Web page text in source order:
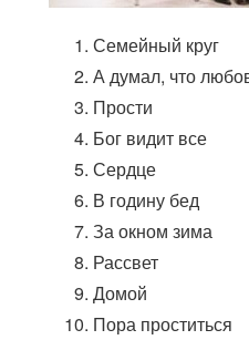
Семейный круг
А думал, что
Прости
Бог видит все
Сердце
В годину бед
За окном зима
Рассвет
Домой
Пора проститься